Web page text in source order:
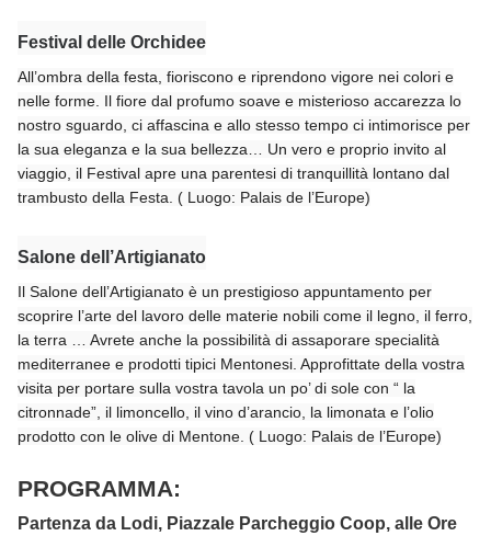
Festival delle Orchidee
All’ombra della festa, fioriscono e riprendono vigore nei colori e
nelle forme. Il fiore dal profumo soave e misterioso accarezza lo
nostro sguardo, ci affascina e allo stesso tempo ci intimorisce per
la sua eleganza e la sua bellezza… Un vero e proprio invito al
viaggio, il Festival apre una parentesi di tranquillità lontano dal
trambusto della Festa. ( Luogo: Palais de l’Europe)
Salone dell’Artigianato
Il Salone dell’Artigianato è un prestigioso appuntamento per
scoprire l’arte del lavoro delle materie nobili come il legno, il ferro,
la terra … Avrete anche la possibilità di assaporare specialità
mediterranee e prodotti tipici Mentonesi. Approfittate della vostra
visita per portare sulla vostra tavola un po’ di sole con “ la
citronnade”, il limoncello, il vino d’arancio, la limonata e l’olio
prodotto con le olive di Mentone. ( Luogo: Palais de l’Europe)
PROGRAMMA:
Partenza da Lodi, Piazzale Parcheggio Coop, alle Ore